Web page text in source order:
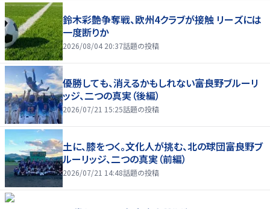
鈴木彩艶争奪戦、欧州4クラブが接触 リーズには
一度断りか
2026/08/04 20:37話題の投稿
優勝しても、消えるかもしれない――富良野ブルーリ
ッジ、二つの真実（後編）
2026/07/21 15:25話題の投稿
土に、膝をつく。文化人が挑む、北の球団――富良野ブ
ルーリッジ、二つの真実（前編）
2026/07/21 14:48話題の投稿